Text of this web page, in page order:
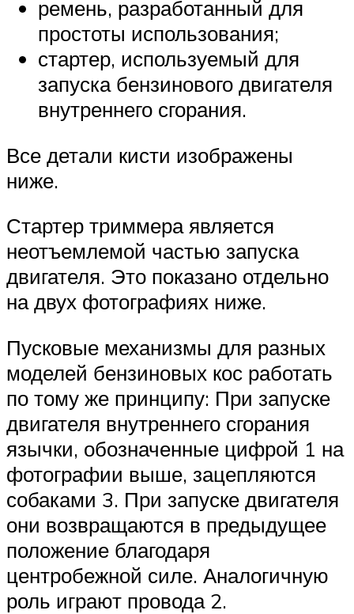
ремень, разработанный для
простоты использования;
стартер, используемый для
запуска бензинового двигателя
внутреннего сгорания.
Все детали кисти изображены
ниже.
Стартер триммера является
неотъемлемой частью запуска
двигателя. Это показано отдельно
на двух фотографиях ниже.
Пусковые механизмы для разных
моделей бензиновых кос работать
по тому же принципу: При запуске
двигателя внутреннего сгорания
язычки, обозначенные цифрой 1 на
фотографии выше, зацепляются
собаками 3. При запуске двигателя
они возвращаются в предыдущее
положение благодаря
центробежной силе. Аналогичную
роль играют провода 2.